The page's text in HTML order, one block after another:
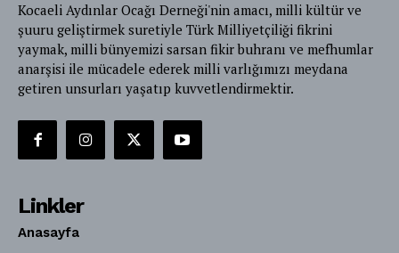
Kocaeli Aydınlar Ocağı Derneği'nin amacı, milli kültür ve
şuuru geliştirmek suretiyle Türk Milliyetçiliği fikrini
yaymak, milli bünyemizi sarsan fikir buhranı ve mefhumlar
anarşisi ile mücadele ederek milli varlığımızı meydana
getiren unsurları yaşatıp kuvvetlendirmektir.
Linkler
Anasayfa